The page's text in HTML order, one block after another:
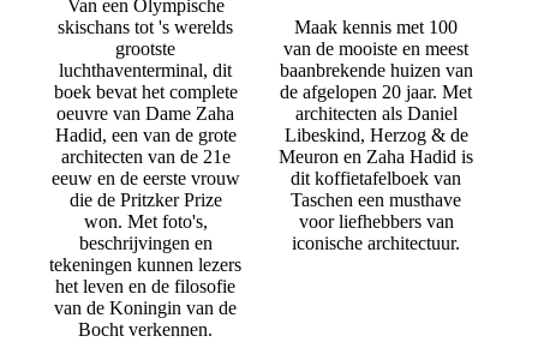
Van een Olympische
skischans tot 's werelds
grootste
luchthaventerminal, dit
boek bevat het complete
oeuvre van Dame Zaha
Hadid, een van de grote
architecten van de 21e
eeuw en de eerste vrouw
die de Pritzker Prize
won. Met foto's,
beschrijvingen en
tekeningen kunnen lezers
het leven en de filosofie
van de Koningin van de
Bocht verkennen.
Maak kennis met 100
van de mooiste en meest
baanbrekende huizen van
de afgelopen 20 jaar. Met
architecten als Daniel
Libeskind, Herzog & de
Meuron en Zaha Hadid is
dit koffietafelboek van
Taschen een musthave
voor liefhebbers van
iconische architectuur.